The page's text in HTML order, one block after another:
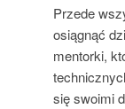
Przede
osiągnąć
mentorki,
się swoimi